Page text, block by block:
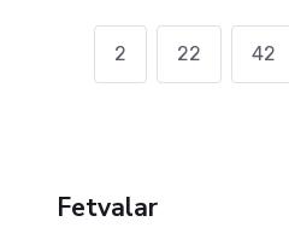
2 22 42
Fetvalar